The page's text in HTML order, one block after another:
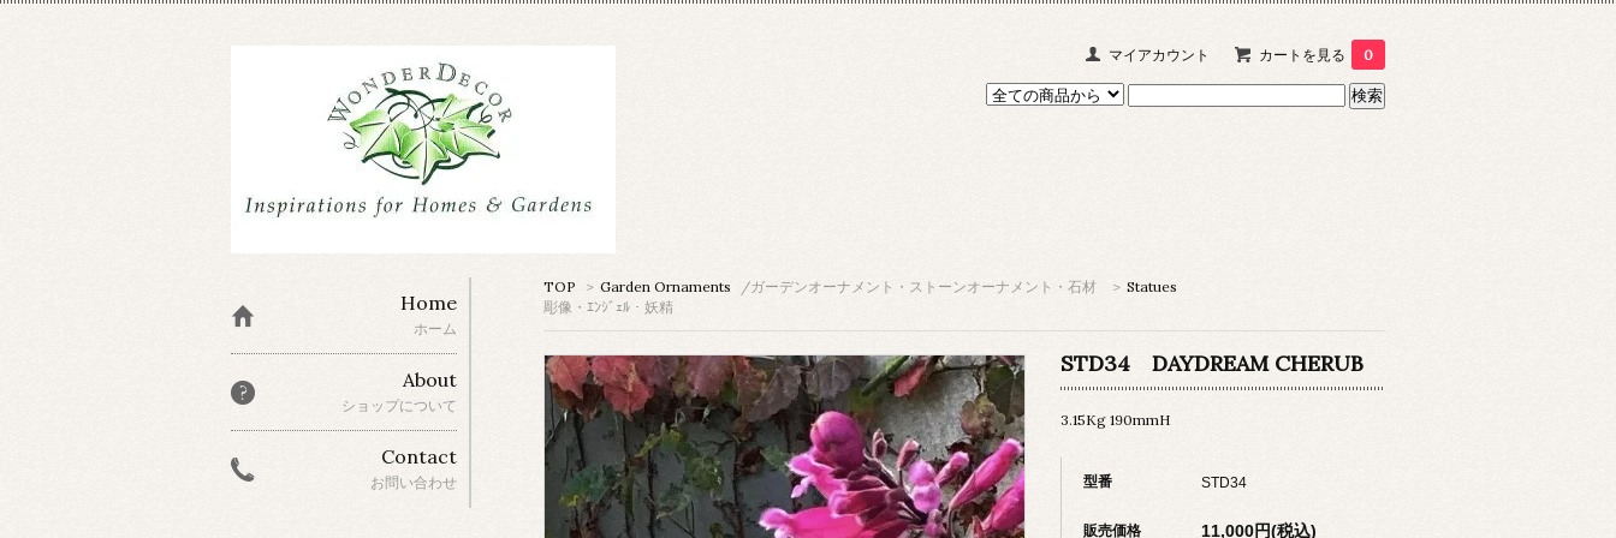
マイアカウント カートを見る 0
TOP > Garden Ornaments /ガーデンオーナメント・ストーンオーナメント・石材 > Statues
彫像・ｴﾝｼﾞｪﾙ・妖精
STD34 DAYDREAM CHERUB
3.15Kg 190mmH
型番 STD34
販売価格 11,000円(税込)
Home
ホーム
About
ショップについて
Contact
お問い合わせ